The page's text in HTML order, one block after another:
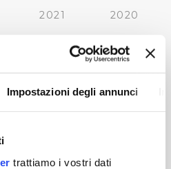
Impostazioni degli annunci
trattiamo i vostri dati
2021 2020
2016
2013 2012